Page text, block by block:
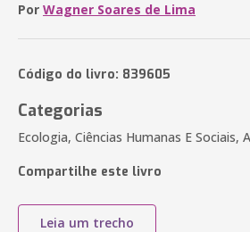
Por Wagner Soares de Lima
Código do livro: 839605
Categorias
Ecologia, Ciências Humanas E Sociais,
Compartilhe este livro
Leia um trecho